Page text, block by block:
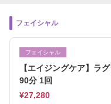
フェイシャル
フェイシャル
【エイジングケア】ラ
90分 1回
¥27,280